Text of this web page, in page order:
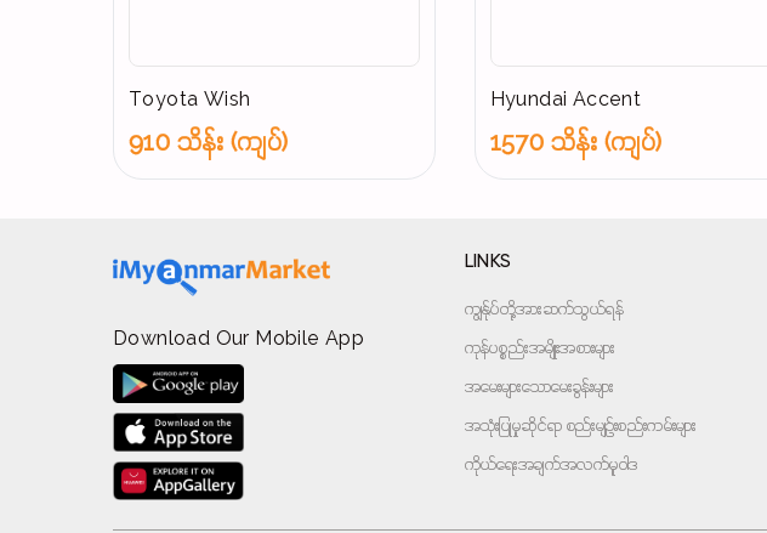
Toyota Wish
910 သိန်း (ကျပ်)
Hyundai Accent
1570 သိန်း (ကျပ်)
Download Our Mobile App
LINKS
ကျွန်ုပ်တို့အားဆက်သွယ်ရန်
ကုန်ပစ္စည်းအမျိုးအစားများ
အမေးများသောမေးခွန်းများ
အသုံးပြုမှုဆိုင်ရာ စည်းမျဉ်းစည်းကမ်းများ
ကိုယ်ရေးအချက်အလက်မူဝါဒ